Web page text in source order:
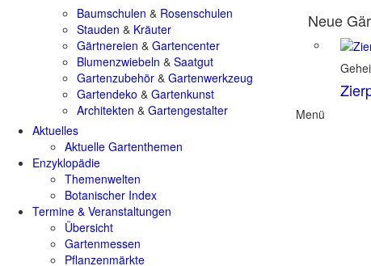
Baumschulen & Rosenschulen
Stauden & Kräuter
Gärtnereien & Gartencenter
Blumenzwiebeln & Saatgut
Gartenzubehör & Gartenwerkzeug
Gartendeko & Gartenkunst
Architekten & Gartengestalter
Neue
Menü
Aktuelles
Aktuelle Gartenthemen
Enzyklopädie
Themenwelten
Botanischer Index
Termine & Veranstaltungen
Übersicht
Gartenmessen
Pflanzenmärkte